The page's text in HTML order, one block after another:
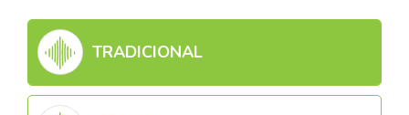
TRADICIONAL